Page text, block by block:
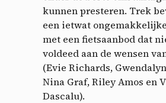
kunnen presteren. Trek
een ietwat
met een fietsaanbod dat
voldeed aan de wensen
(Evie Richards,
Nina Graf, Riley Amos en
Dascalu).